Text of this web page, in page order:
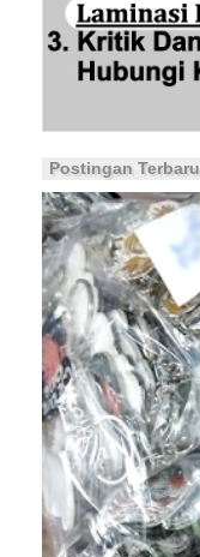
Postingan Terbaru